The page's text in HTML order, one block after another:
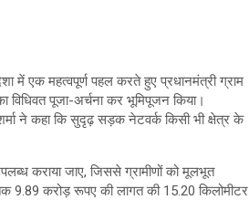
में एक महत्वपूर्ण पहल करते हुए प्रधानमंत्री ग्राम
विधिवत पूजा-अर्चना कर भूमिपूजन किया।
ने कहा कि सुदृढ़ सड़क नेटवर्क किसी भी क्षेत्र के
कराया जाए, जिससे ग्रामीणों को मूलभूत
9.89 करोड़ रूपए की लागत की 15.20 किलोमीटर